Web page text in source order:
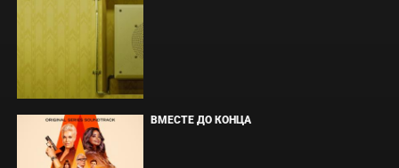
ВМЕСТЕ ДО КОНЦА